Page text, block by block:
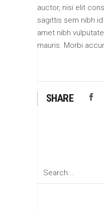
auctor, nisi elit
sagittis sem nibh
amet nibh
mauris. Morbi
SHARE